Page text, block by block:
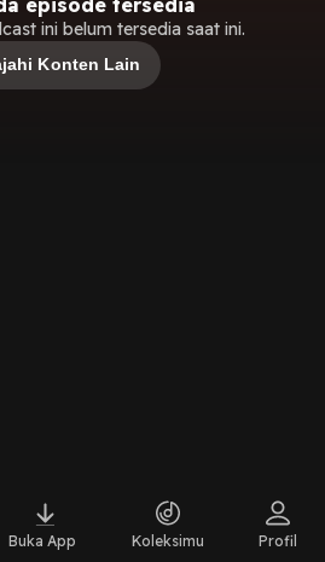
ini belum tersedia saat ini.
Konten Lain
Buka App Koleksimu Profil